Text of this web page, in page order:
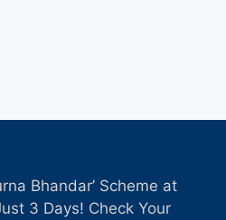
Bhandar’ Scheme at
3 Days! Check Your